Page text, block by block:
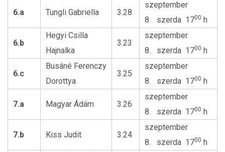
6.a Tungli Gabriella 3.28
szeptember
8. szerda 1700 h
6.b
Hegyi Csilla
Hajnalka
3.23
szeptember
8. szerda 1700 h
6.c
Busáné Ferenczy
Dorottya
3.25
szeptember
8. szerda 1700 h
7.a Magyar Ádám 3.26
szeptember
8. szerda 1700 h
7.b Kiss Judit 3.24
szeptember
8. szerda 1700 h